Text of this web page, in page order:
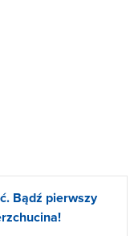
Bądź pierwszy